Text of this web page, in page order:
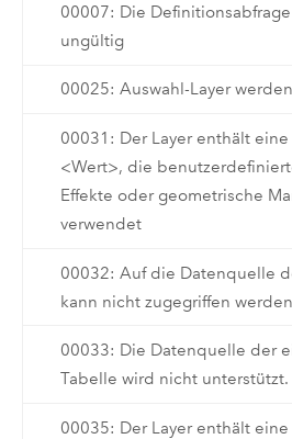
00007: Die
ungültig
00025: Auswahl-Layer
00031: Der Layer enthält
<Wert>, die
Effekte oder geometrische
verwendet
00032: Auf die Datenquelle
kann nicht zugegriffen werden
00033: Die Datenquelle der
Tabelle wird nicht unterstützt.
00035: Der Layer enthält